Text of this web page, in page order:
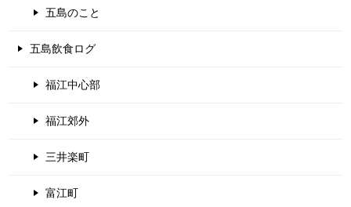
五島のこと
五島飲食ログ
福江中心部
福江郊外
三井楽町
富江町